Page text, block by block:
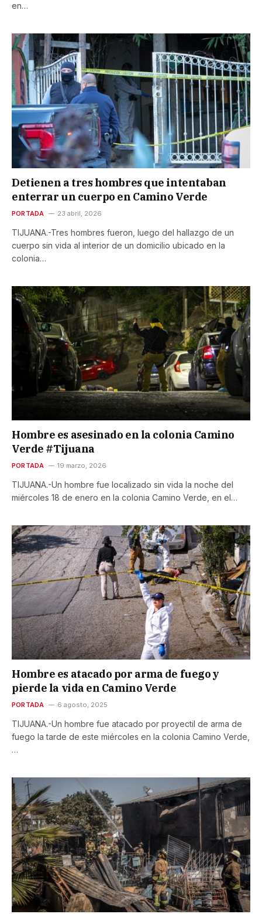
en…
Detienen a tres hombres que intentaban
enterrar un cuerpo en Camino Verde
PORTADA 23 abril, 2026
TIJUANA.-Tres hombres fueron, luego del hallazgo de un
cuerpo sin vida al interior de un domicilio ubicado en la
colonia…
Hombre es asesinado en la colonia Camino
Verde #Tijuana
PORTADA 19 marzo, 2026
TIJUANA.-Un hombre fue localizado sin vida la noche del
miércoles 18 de enero en la colonia Camino Verde, en el…
Hombre es atacado por arma de fuego y
pierde la vida en Camino Verde
PORTADA 6 agosto, 2025
TIJUANA.-Un hombre fue atacado por proyectil de arma de
fuego la tarde de este miércoles en la colonia Camino Verde,
…